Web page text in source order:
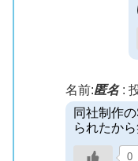
名前:匿名:
同社制作
られたか
0